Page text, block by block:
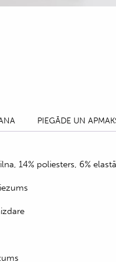
PIEGĀDE UN
14% poliesters, 6%